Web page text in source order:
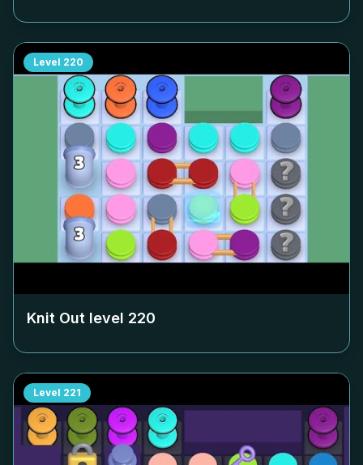
Level 220
Knit Out level 220
Level 221